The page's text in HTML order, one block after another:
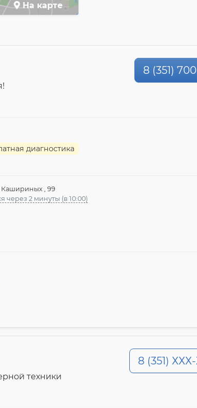
На карте
8 (351)
диагностика
Кашириных , 99
через 2 минуты (в 10:00)
техники
8 (351)